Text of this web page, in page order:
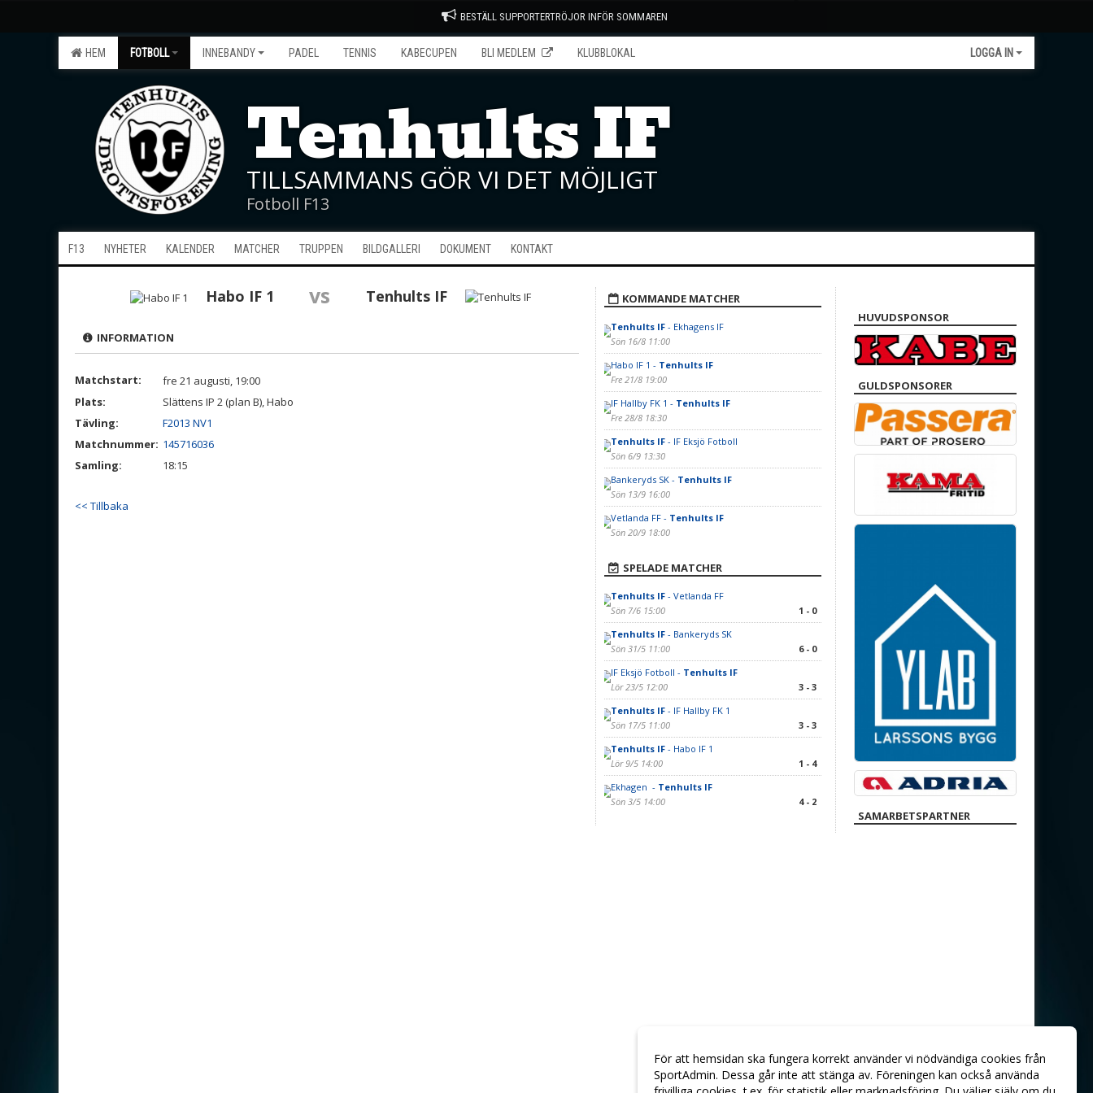
BESTÄLL SUPPORTERTRÖJOR INFÖR SOMMAREN
HEM FOTBOLL INNEBANDY PADEL TENNIS KABECUPEN BLI MEDLEM KLUBBLOKAL LOGGA IN
Tenhults IF
TILLSAMMANS GÖR VI DET MÖJLIGT
Fotboll F13
F13 NYHETER KALENDER MATCHER TRUPPEN BILDGALLERI DOKUMENT KONTAKT
Habo IF 1 vs Tenhults IF
INFORMATION
Matchstart:
fre 21 augusti, 19:00
Plats:
Slättens IP 2 (plan B), Habo
Tävling:
F2013 NV1
Matchnummer: 145716036
Samling:
18:15
<< Tillbaka
KOMMANDE MATCHER
Tenhults IF- Ekhagens IF
Sön 16/8 11:00
Habo IF 1 - Tenhults IF
Fre 21/8 19:00
IF Hallby FK 1 - Tenhults IF
Fre 28/8 18:30
Tenhults IF- IF Eksjö Fotboll
Sön 6/9 13:30
Bankeryds SK - Tenhults IF
Sön 13/9 16:00
Vetlanda FF - Tenhults IF
Sön 20/9 18:00
SPELADE MATCHER
Tenhults IF- Vetlanda FF
Sön 7/6 15:00
1 - 0
Tenhults IF- Bankeryds SK
Sön 31/5 11:00
6 - 0
IF Eksjö Fotboll - Tenhults IF
Lör 23/5 12:00
3 - 3
Tenhults IF- IF Hallby FK 1
Sön 17/5 11:00
3 - 3
Tenhults IF- Habo IF 1
Lör 9/5 14:00
1 - 4
Ekhagen - Tenhults IF
Sön 3/5 14:00
4 - 2
HUVUDSPONSOR
GULDSPONSORER
SAMARBETSPARTNER
För att hemsidan ska fungera korrekt använder vi nödvändiga cookies från
SportAdmin. Dessa går inte att stänga av. Föreningen kan också använda